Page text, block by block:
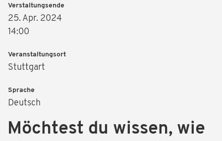
Möchtest du wissen, wie
Verstaltungsende
25. Apr. 2024
14:00
Veranstaltungsort
Stuttgart
Sprache
Deutsch